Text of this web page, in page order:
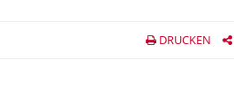
DRUCKEN